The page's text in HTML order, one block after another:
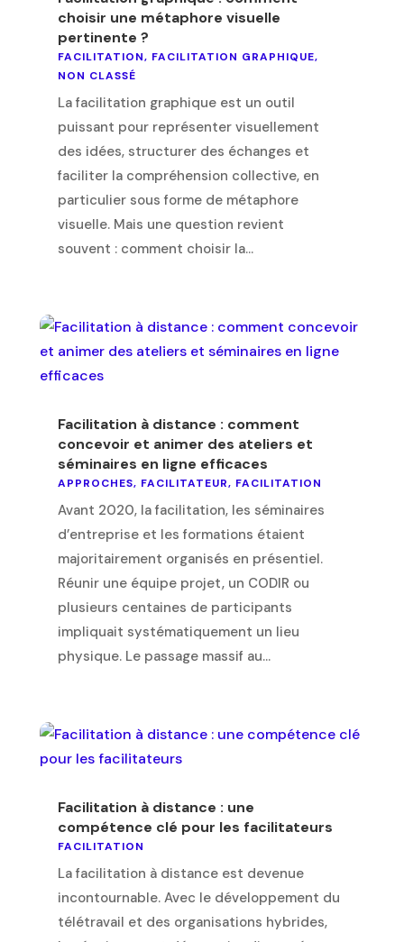
choisir une métaphore visuelle
pertinente ?
FACILITATION, FACILITATION GRAPHIQUE,
NON CLASSÉ
La facilitation graphique est un outil
puissant pour représenter visuellement
des idées, structurer des échanges et
faciliter la compréhension collective, en
particulier sous forme de métaphore
visuelle. Mais une question revient
souvent : comment choisir la...
Facilitation à distance : comment
concevoir et animer des ateliers et
séminaires en ligne efficaces
APPROCHES, FACILITATEUR, FACILITATION
Avant 2020, la facilitation, les séminaires
d’entreprise et les formations étaient
majoritairement organisés en présentiel.
Réunir une équipe projet, un CODIR ou
plusieurs centaines de participants
impliquait systématiquement un lieu
physique. Le passage massif au...
Facilitation à distance : une
compétence clé pour les facilitateurs
FACILITATION
La facilitation à distance est devenue
incontournable. Avec le développement du
télétravail et des organisations hybrides,